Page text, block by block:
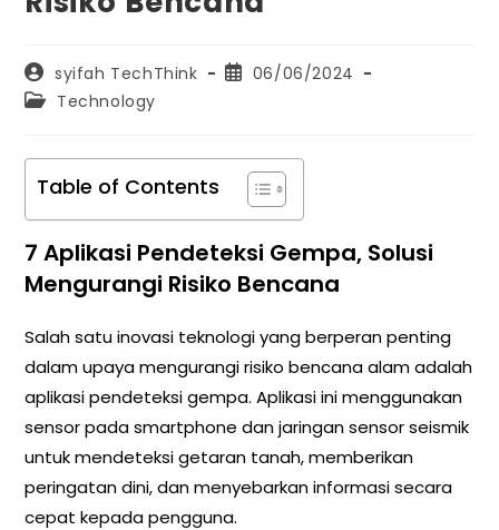
Post
author:
syifah TechThink
Post06/06/2024
PostTechnology
Table of Contents
7 Aplikasi Pendeteksi Gempa, Solusi
Mengurangi Risiko Bencana
Salah satu inovasi teknologi yang berperan penting
dalam upaya mengurangi risiko bencana alam adalah
aplikasi pendeteksi gempa. Aplikasi ini menggunakan
sensor pada smartphone dan jaringan sensor seismik
untuk mendeteksi getaran tanah, memberikan
peringatan dini, dan menyebarkan informasi secara
cepat kepada pengguna.